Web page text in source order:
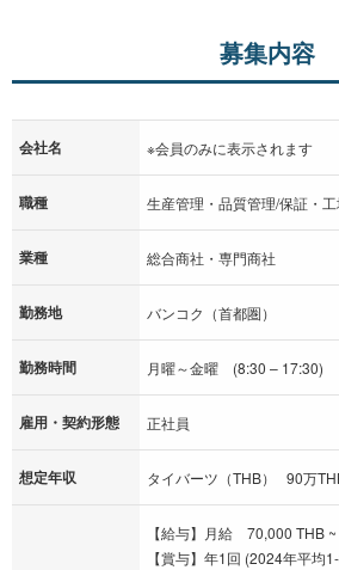
募集内容
会社名 ※会員のみに表示されます
職種 生産管理・品質管理/保証・
業種 総合商社・専門商社
勤務地 バンコク（首都圏）
勤務時間 月曜～金曜 (8:30 – 17:30)
雇用・契約形態 正社員
想定年収 タイバーツ（THB） 90万
【給与】月給 70,000 THB
【賞与】年1回 (2024年平均